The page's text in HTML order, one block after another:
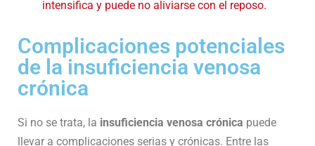
intensifica y puede no aliviarse con el reposo.
Complicaciones potenciales
de la insuficiencia venosa
crónica
Si no se trata, la insuficiencia venosa crónica puede
llevar a complicaciones serias y crónicas. Entre las